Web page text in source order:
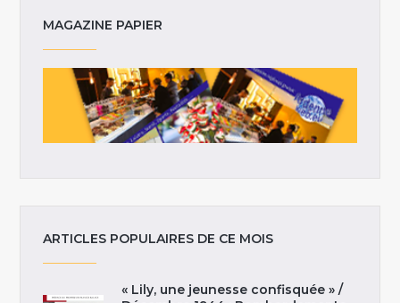
MAGAZINE PAPIER
ARTICLES POPULAIRES DE CE MOIS
« Lily, une jeunesse confisquée » /